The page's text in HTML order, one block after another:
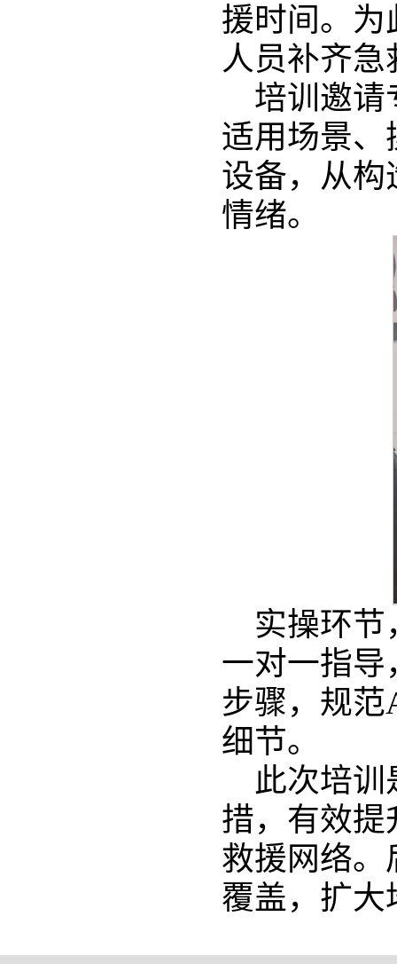
援时间。为
人员补齐
培训邀请
适用场景、
设备，从构
情绪。
实操环节
一对一指导
步骤，规
细节。
此次培
措，有效提
救援网络。
覆盖，扩大